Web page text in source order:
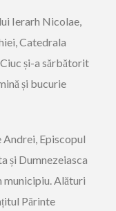
Ierarh Nicolae,
Catedrala
și-a sărbătorit
și bucurie
Episcopul
și Dumnezeiasca
Alături
Părinte